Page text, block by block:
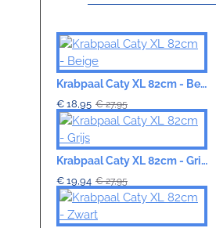
VERDER Krabpaal Caty XL 82cm - Beige
€ 18,95 € 27,95
Krabpaal Caty XL 82cm - Grijs
€ 19,94 € 27,95